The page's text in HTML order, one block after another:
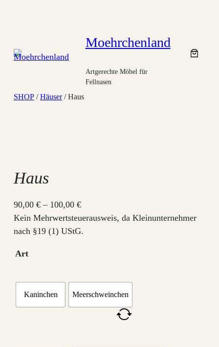
Moehrchenland
Artgerechte Möbel für
Fellnasen
SHOP /Häuser/ Haus
Haus
90,00 € – 100,00 €
Kein Mehrwertsteuerausweis, da Kleinunternehmer
nach §19 (1) UStG.
Art
Kaninchen Meerschweinchen